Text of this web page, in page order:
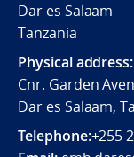
Dar es Salaam
Tanzania
Physical address:
Cnr. Garden
Dar es Salaam,
Telephone:+255